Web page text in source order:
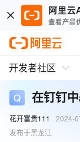
开发者社区
在钉钉
花开富贵111 2024-
发布于黑龙江